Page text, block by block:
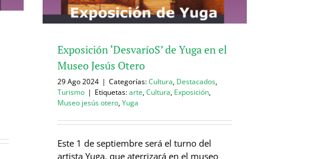
Exposición ‘DesvaríoS’ de Yuga en el
Museo Jesús Otero
29 Ago 2024 | Categorías:Cultura, Destacados,
Turismo | Etiquetas:arte,Cultura, Exposición,
Museo jesús otero,Yuga
Este 1 de septiembre será el turno del
artista Yuga, que aterrizará en el museo